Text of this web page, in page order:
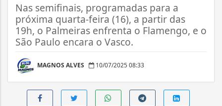
Nas semifinais, programadas para a
próxima quarta-feira (16), a partir das
19h, o Palmeiras enfrenta o Flamengo, e o
São Paulo encara o Vasco.
MAGNOS ALVES 10/07/2025 08:33